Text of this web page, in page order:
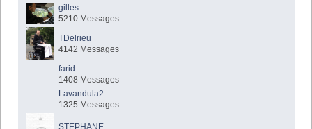
gilles
5210 Messages
TDelrieu
4142 Messages
farid
1408 Messages
Lavandula2
1325 Messages